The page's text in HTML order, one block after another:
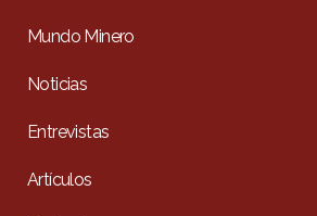
Mundo Minero
Noticias
Entrevistas
Artículos